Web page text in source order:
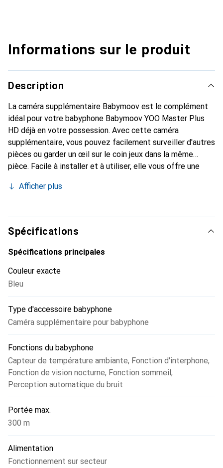
Informations sur le produit
Description
La caméra supplémentaire Babymoov est le complément
idéal pour votre babyphone Babymoov YOO Master Plus
HD déjà en votre possession. Avec cette caméra
supplémentaire, vous pouvez facilement surveiller d'autres
pièces ou garder un œil sur le coin jeux dans la même
pièce. Facile à installer et à utiliser, elle vous offre une
manquerez plus aucun moment important de votre bébé et
moment.
Afficher plus
Spécifications
Spécifications principales
Couleur exacte
Bleu
Type d'accessoire babyphone
Caméra supplémentaire pour babyphone
Fonctions du babyphone
Capteur de température ambiante, Fonction d'interphone,
Fonction de vision nocturne, Fonction sommeil,
Perception automatique du bruit
Portée max.
300 m
Alimentation
Fonctionnement sur secteur